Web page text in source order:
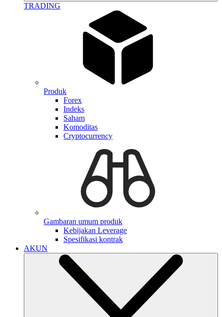
TRADING
Produk
Forex
Indeks
Saham
Komoditas
Cryptocurrency
Gambaran umum produk
Kebijakan Leverage
Spesifikasi kontrak
AKUN